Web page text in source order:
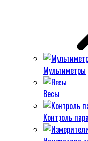
Мультиметры
Весы
Контроль